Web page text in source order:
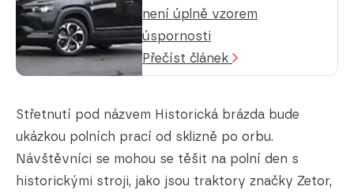
není úplně vzorem
úspornosti
Přečíst článek
Střetnutí pod názvem Historická brázda bude
ukázkou polních prací od sklizně po orbu.
Návštěvníci se mohou se těšit na polní den s
historickými stroji, jako jsou traktory značky Zetor,